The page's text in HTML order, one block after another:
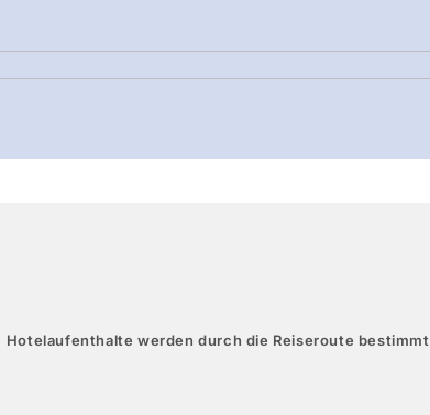
Hotelaufenthalte werden durch die Reiseroute bestimmt